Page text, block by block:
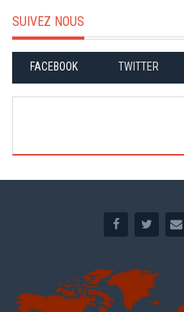
SUIVEZ NOUS
FACEBOOK TWITTER